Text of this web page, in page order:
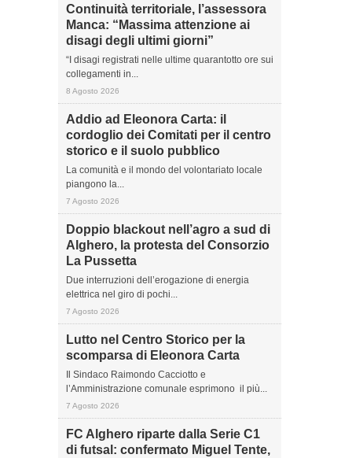
Continuità territoriale, l’assessora
Manca: “Massima attenzione ai
disagi degli ultimi giorni”
“I disagi registrati nelle ultime quarantotto ore sui
collegamenti in...
8 Agosto 2026
Addio ad Eleonora Carta: il
cordoglio dei Comitati per il centro
storico e il suolo pubblico
La comunità e il mondo del volontariato locale
piangono la...
7 Agosto 2026
Doppio blackout nell’agro a sud di
Alghero, la protesta del Consorzio
La Pussetta
Due interruzioni dell’erogazione di energia
elettrica nel giro di pochi...
7 Agosto 2026
Lutto nel Centro Storico per la
scomparsa di Eleonora Carta
Il Sindaco Raimondo Cacciotto e
l’Amministrazione comunale esprimono il più...
7 Agosto 2026
FC Alghero riparte dalla Serie C1
di futsal: confermato Miguel Tente,